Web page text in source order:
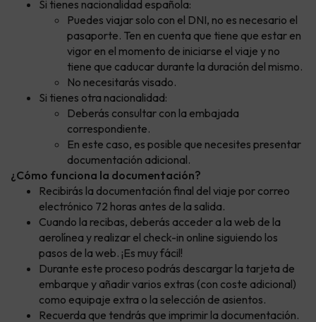
Si tienes nacionalidad española:
Puedes viajar solo con el DNI, no es necesario el
pasaporte. Ten en cuenta que tiene que estar en
vigor en el momento de iniciarse el viaje y no
tiene que caducar durante la duración del mismo.
No necesitarás visado.
Si tienes otra nacionalidad:
Deberás consultar con la embajada
correspondiente.
En este caso, es posible que necesites presentar
documentación adicional.
¿Cómo funciona la documentación?
Recibirás la documentación final del viaje por correo
electrónico 72 horas antes de la salida.
Cuando la recibas, deberás acceder a la web de la
aerolínea y realizar el check-in online siguiendo los
pasos de la web. ¡Es muy fácil!
Durante este proceso podrás descargar la tarjeta de
embarque y añadir varios extras (con coste adicional)
como equipaje extra o la selección de asientos.
Recuerda que tendrás que imprimir la documentación.